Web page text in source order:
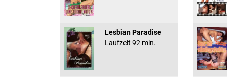
Lesbian Paradise
Laufzeit 92 min.